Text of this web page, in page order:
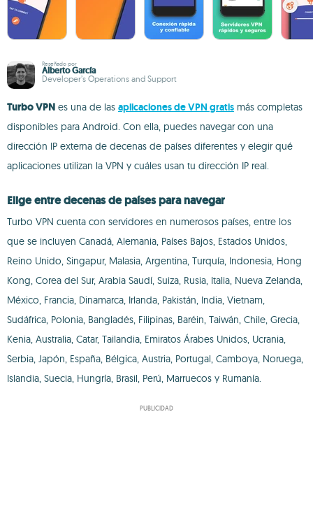
Reseñado por
Alberto García
Developer’s Operations and Support
Turbo VPN es una de las aplicaciones de VPN gratis más completas
disponibles para Android. Con ella, puedes navegar con una
dirección IP externa de decenas de países diferentes y elegir qué
aplicaciones utilizan la VPN y cuáles usan tu dirección IP real.
Elige entre decenas de países para navegar
Turbo VPN cuenta con servidores en numerosos países, entre los
que se incluyen Canadá, Alemania, Países Bajos, Estados Unidos,
Reino Unido, Singapur, Malasia, Argentina, Turquía, Indonesia, Hong
Kong, Corea del Sur, Arabia Saudí, Suiza, Rusia, Italia, Nueva Zelanda,
México, Francia, Dinamarca, Irlanda, Pakistán, India, Vietnam,
Sudáfrica, Polonia, Bangladés, Filipinas, Baréin, Taiwán, Chile, Grecia,
Kenia, Australia, Catar, Tailandia, Emiratos Árabes Unidos, Ucrania,
Serbia, Japón, España, Bélgica, Austria, Portugal, Camboya, Noruega,
Islandia, Suecia, Hungría, Brasil, Perú, Marruecos y Rumanía.
PUBLICIDAD